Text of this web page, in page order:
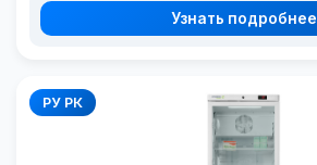
Узнать подробнее
РУ РК